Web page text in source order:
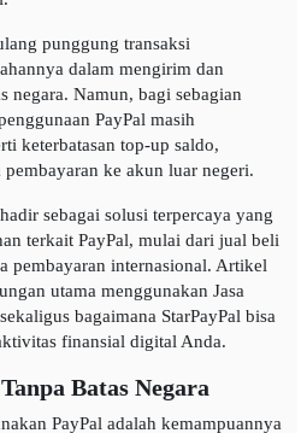
punggung transaksi
dalam mengirim dan
negara. Namun, bagi sebagian
PayPal masih
keterbatasan top-up saldo,
ke akun luar negeri.
sebagai solusi terpercaya yang
terkait PayPal, mulai dari jual beli
pembayaran internasional. Artikel
utama menggunakan Jasa
bagaimana StarPayPal bisa
finansial digital Anda.
Batas Negara
PayPal adalah kemampuannya